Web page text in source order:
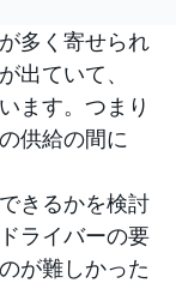
多く寄せられ
出ていて、
ます。つまり
供給の間に
きるかを検討
ライバーの要
が難しかった